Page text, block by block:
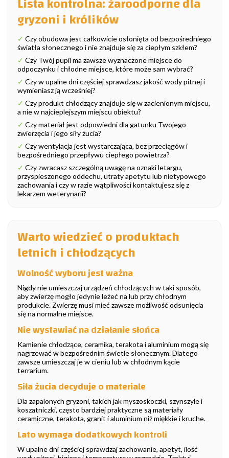
gryzoni i królików
✓ Czy obudowa jest całkowicie osłonięta od bezpośredniego
światła słonecznego i nie znajduje się za ciepłym szkłem?
✓ Czy Twój pupil ma zawsze wyznaczone miejsce do
odpoczynku i chłodne miejsce, które może sam wybrać?
✓ Czy w upalne dni częściej sprawdzasz jakość wody pitnej i
wymieniasz ją wcześniej?
✓ Czy produkt chłodzący znajduje się w zacienionym miejscu,
a nie w najcieplejszym miejscu obiektu?
✓ Czy materiał jest odpowiedni dla gatunku Twojego
zwierzęcia i jego siły żucia?
✓ Czy wentylacja jest wystarczająca, bez przeciągów i
bezpośredniego przepływu ciepłego powietrza?
✓ Czy zwracasz szczególną uwagę na oznaki letargu,
przyspieszonego oddechu, utraty apetytu lub nietypowego
zachowania i czy w razie wątpliwości kontaktujesz się z
lekarzem weterynarii?
Warto wiedzieć o produktach
letnich i chłodzących
Wolność wyboru jest ważna
Nigdy nie umieszczaj urządzeń chłodzących w taki sposób,
aby zwierzę mogło jedynie leżeć na lub przy chłodnym
produkcie. Zwierzę musi mieć zawsze możliwość odsunięcia
się na normalne miejsce.
Nie wystawiać na działanie słońca
Kamienie chłodzące, ceramika, terakota i aluminium mogą się
nagrzewać w bezpośrednim świetle słonecznym. Dlatego
zawsze umieszczaj je w cieniu lub w chłodnym kącie
terrarium.
Siła żucia decyduje o materiale
Dla zapalonych gryzoni, takich jak myszoskoczki, szynszyle i
koszatniczki, często bardziej praktyczne są materiały
ceramiczne, terakota, granit i aluminium niż miękkie i kruche.
Lato wymaga dodatkowych kontroli
W upalne dni częściej sprawdzaj zachowanie, apetyt, ilość